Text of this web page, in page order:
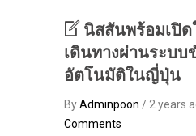
นิสสันพร้อมเปิด
เดินทางผ่านระบบ
อัตโนมัติในญี่ปุ่น
ByAdminpoon / 2 years
Comments